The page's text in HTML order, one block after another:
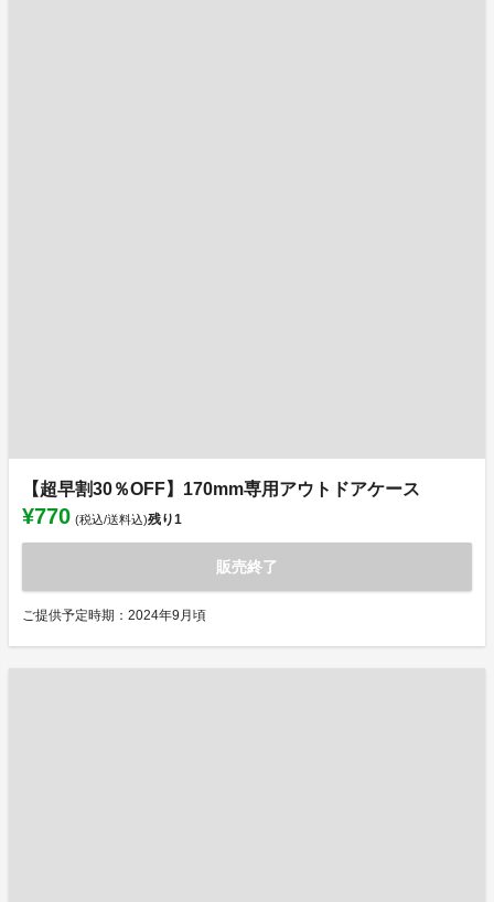
【超早割30％OFF】170mm専用アウトドアケース
¥770 (税込/送料込)残り1
販売終了
ご提供予定時期：2024年9月頃